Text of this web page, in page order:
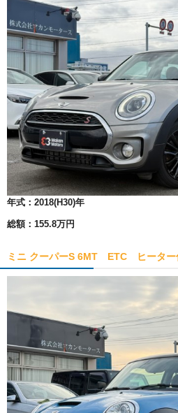
年式： 2018(H30)年
総額： 155.8万円
ミニ クーパーS 6MT ETC ヒーター